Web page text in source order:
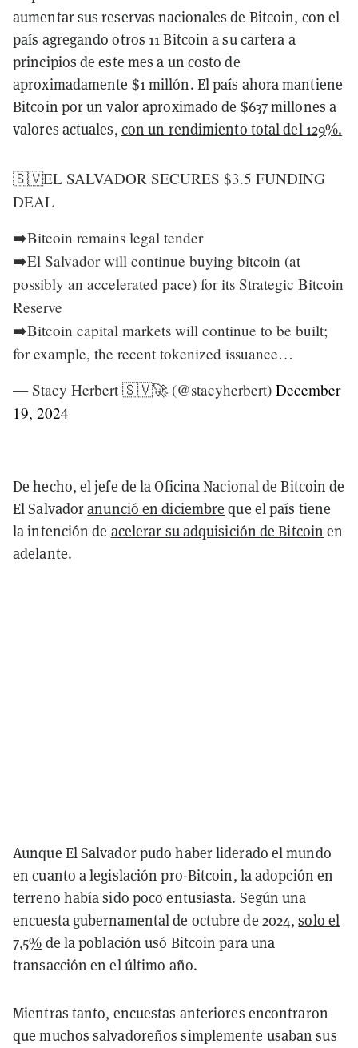
aumentar sus reservas nacionales de Bitcoin, con el
país agregando otros 11 Bitcoin a su cartera a
principios de este mes a un costo de
aproximadamente $1 millón. El país ahora mantiene
Bitcoin por un valor aproximado de $637 millones a
valores actuales, con un rendimiento total del 129%.
🇸🇻EL SALVADOR SECURES $3.5 FUNDING
DEAL
➡️Bitcoin remains legal tender
➡️El Salvador will continue buying bitcoin (at
possibly an accelerated pace) for its Strategic Bitcoin
Reserve
➡️Bitcoin capital markets will continue to be built;
for example, the recent tokenized issuance…
— Stacy Herbert 🇸🇻🚀 (@stacyherbert) December
19, 2024
De hecho, el jefe de la Oficina Nacional de Bitcoin de
El Salvadoranunció en diciembre que el país tiene
la intención de acelerar su adquisición de Bitcoin en
adelante.
Aunque El Salvador pudo haber liderado el mundo
en cuanto a legislación pro-Bitcoin, la adopción en
terreno había sido poco entusiasta. Según una
encuesta gubernamental de octubre de 2024,solo el
7,5% de la población usó Bitcoin para una
transacción en el último año.
Mientras tanto, encuestas anteriores encontraron
que muchos salvadoreños simplemente usaban sus